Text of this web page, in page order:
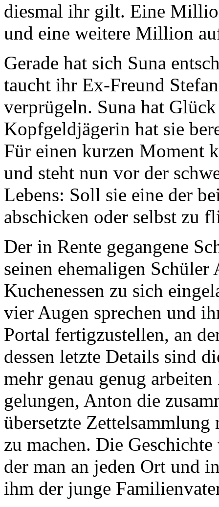
diesmal ihr gilt. Eine
und eine weitere Million
Gerade hat sich Suna
taucht ihr Ex-Freund
verprügeln. Suna hat
Kopfgeldjägerin hat sie
Für einen kurzen Moment
und steht nun vor der
Lebens: Soll sie eine der
abschicken oder selbst zu
Der in Rente gegangene
seinen ehemaligen
Kuchenessen zu sich
vier Augen sprechen und
Portal fertigzustellen, an
dessen letzte Details sind
mehr genau genug
gelungen, Anton die
übersetzte
zu machen. Die
der man an jeden Ort und
ihm der junge